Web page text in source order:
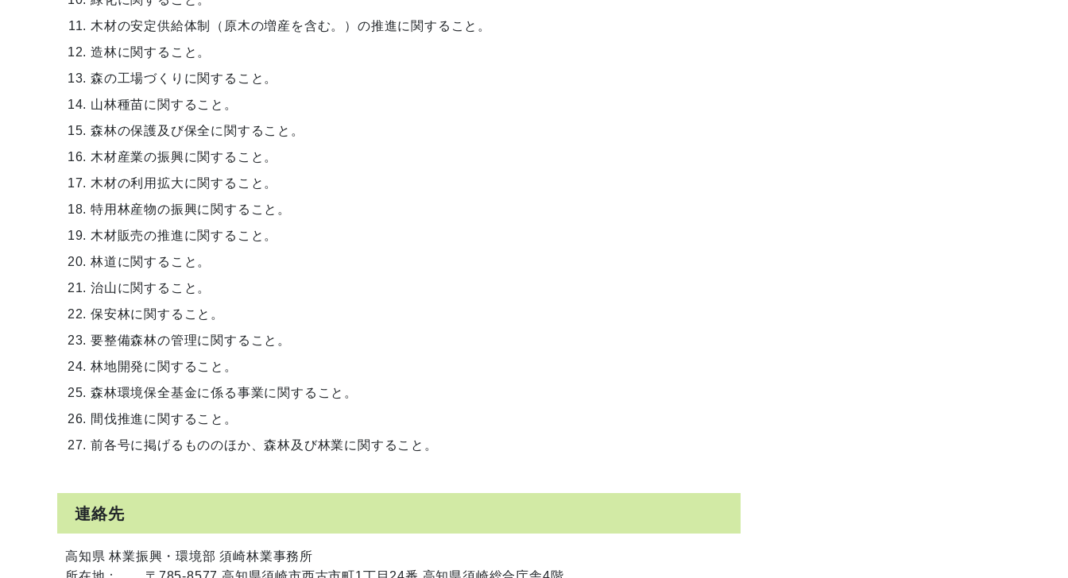
木材の安定供給体制（原木の増産を含む。）の推進に関すること。
造林に関すること。
森の工場づくりに関すること。
山林種苗に関すること。
森林の保護及び保全に関すること。
木材産業の振興に関すること。
木材の利用拡大に関すること。
特用林産物の振興に関すること。
木材販売の推進に関すること。
林道に関すること。
治山に関すること。
保安林に関すること。
要整備森林の管理に関すること。
林地開発に関すること。
森林環境保全基金に係る事業に関すること。
間伐推進に関すること。
前各号に掲げるもののほか、森林及び林業に関すること。
連絡先
高知県 林業振興・環境部 須崎林業事務所